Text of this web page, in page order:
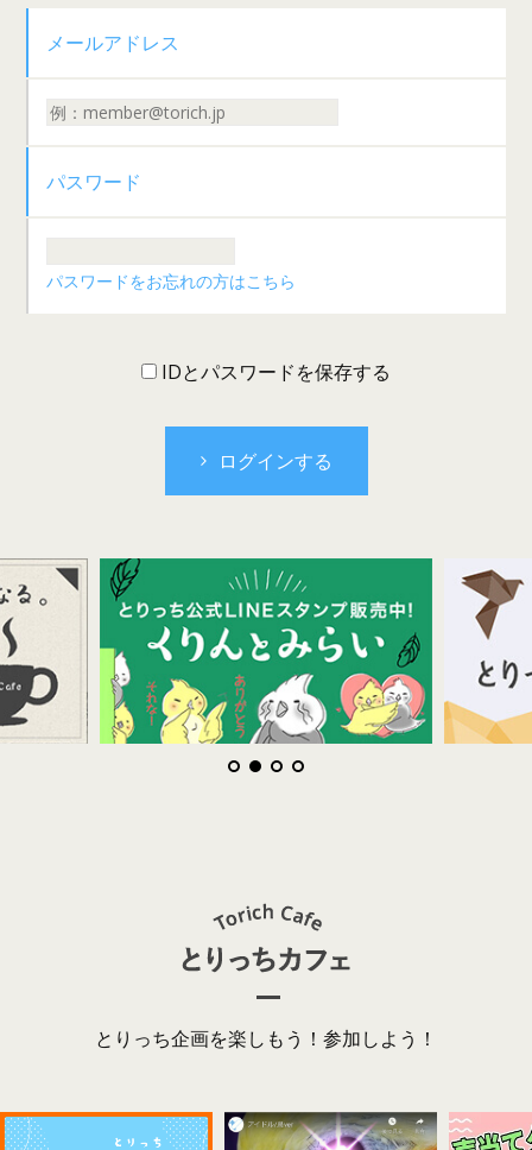
メールアドレス
パスワード
パスワードをお忘れの方はこちら
IDとパスワードを保存する
ログインする
とりっち企画を楽しもう！参加しよう！